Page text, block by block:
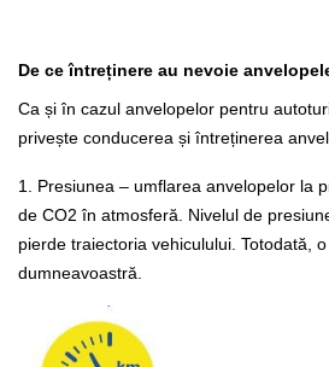
De ce întreținere au nevoie
Ca și în cazul anvelopelor pentru
privește conducerea și întreținerea
1. Presiunea – umflarea anvelopelor la
de CO2 în atmosferă. Nivelul de
pierde traiectoria vehiculului. Totodată,
dumneavoastră.